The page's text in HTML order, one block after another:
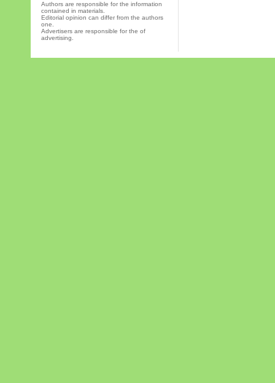
Authors are responsible for the information
contained in materials.
Editorial opinion can differ from the authors
one.
Advertisers are responsible for the of
advertising.